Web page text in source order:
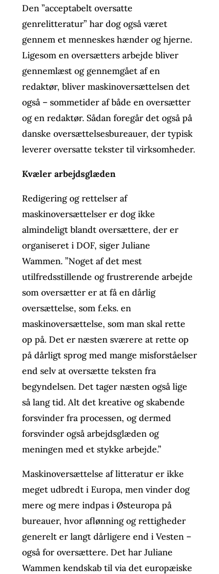
Den ”acceptabelt oversatte
genrelitteratur” har dog også været
gennem et menneskes hænder og hjerne.
Ligesom en oversætters arbejde bliver
gennemlæst og gennemgået af en
redaktør, bliver maskinoversættelsen det
også – sommetider af både en oversætter
og en redaktør. Sådan foregår det også på
danske oversættelsesbureauer, der typisk
leverer oversatte tekster til virksomheder.
Kvæler arbejdsglæden
Redigering og rettelser af
maskinoversættelser er dog ikke
almindeligt blandt oversættere, der er
organiseret i DOF, siger Juliane
Wammen. ”Noget af det mest
utilfredsstillende og frustrerende arbejde
som oversætter er at få en dårlig
oversættelse, som f.eks. en
maskinoversættelse, som man skal rette
op på. Det er næsten sværere at rette op
på dårligt sprog med mange misforståelser
end selv at oversætte teksten fra
begyndelsen. Det tager næsten også lige
så lang tid. Alt det kreative og skabende
forsvinder fra processen, og dermed
forsvinder også arbejdsglæden og
meningen med et stykke arbejde.”
Maskinoversættelse af litteratur er ikke
meget udbredt i Europa, men vinder dog
mere og mere indpas i Østeuropa på
bureauer, hvor aflønning og rettigheder
generelt er langt dårligere end i Vesten –
også for oversættere. Det har Juliane
Wammen kendskab til via det europæiske